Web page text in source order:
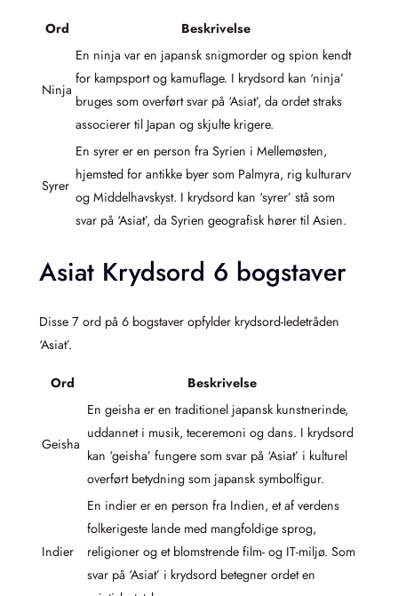
Ord Beskrivelse
Ninja
En ninja var en japansk snigmorder og spion kendt
for kampsport og kamuflage. I krydsord kan ‘ninja’
bruges som overført svar på ‘Asiat’, da ordet straks
associerer til Japan og skjulte krigere.
Syrer
En syrer er en person fra Syrien i Mellemøsten,
hjemsted for antikke byer som Palmyra, rig kulturarv
og Middelhavskyst. I krydsord kan ‘syrer’ stå som
svar på ‘Asiat’, da Syrien geografisk hører til Asien.
Asiat Krydsord 6 bogstaver
Disse 7 ord på 6 bogstaver opfylder krydsord-ledetråden
‘Asiat’.
Ord Beskrivelse
Geisha
En geisha er en traditionel japansk kunstnerinde,
uddannet i musik, teceremoni og dans. I krydsord
kan ‘geisha’ fungere som svar på ‘Asiat’ i kulturel
overført betydning som japansk symbolfigur.
Indier
En indier er en person fra Indien, et af verdens
folkerigeste lande med mangfoldige sprog,
religioner og et blomstrende film- og IT-miljø. Som
svar på ‘Asiat’ i krydsord betegner ordet en